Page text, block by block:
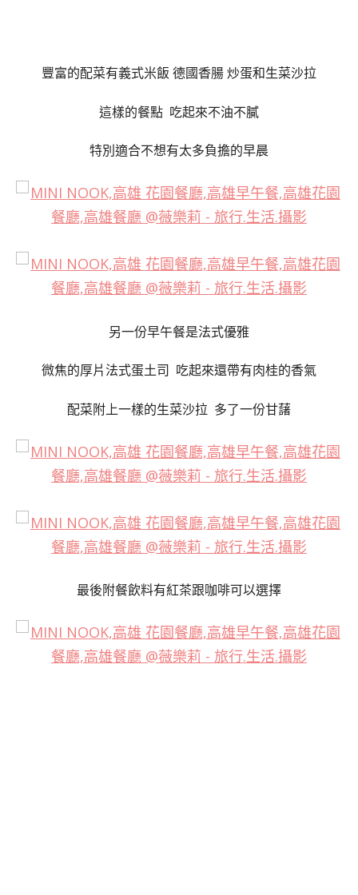
豐富的配菜有義式米飯 德國香腸 炒蛋和生菜沙拉
這樣的餐點 吃起來不油不膩
特別適合不想有太多負擔的早晨
另一份早午餐是法式優雅
微焦的厚片法式蛋土司 吃起來還帶有肉桂的香氣
配菜附上一樣的生菜沙拉 多了一份甘藷
最後附餐飲料有紅茶跟咖啡可以選擇